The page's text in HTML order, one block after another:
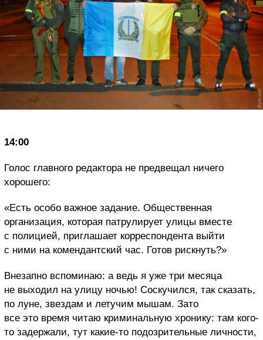
14:00
Голос главного редактора не предвещал ничего
хорошего:
«Есть особо важное задание. Общественная
организация, которая патрулирует улицы вместе
с полицией, приглашает корреспондента выйти
с ними на комендантский час. Готов рискнуть?»
Внезапно вспоминаю: а ведь я уже три месяца
не выходил на улицу ночью! Соскучился, так сказать,
по луне, звездам и летучим мышам. Зато
все это время читаю криминальную хронику: там кого-
то задержали, тут какие-то подозрительные личности,